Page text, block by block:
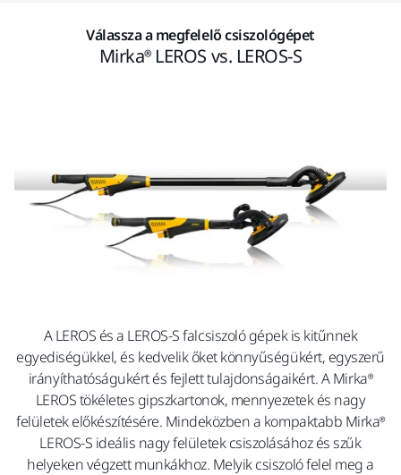
Válassza a megfelelő csiszológépet
Mirka® LEROS vs. LEROS-S
A LEROS és a LEROS-S falcsiszoló gépek is kitűnnek
egyediségükkel, és kedvelik őket könnyűségükért, egyszerű
irányíthatóságukért és fejlett tulajdonságaikért. A Mirka®
LEROS tökéletes gipszkartonok, mennyezetek és nagy
felületek előkészítésére. Mindeközben a kompaktabb Mirka®
LEROS-S ideális nagy felületek csiszolásához és szűk
helyeken végzett munkákhoz. Melyik csiszoló felel meg a